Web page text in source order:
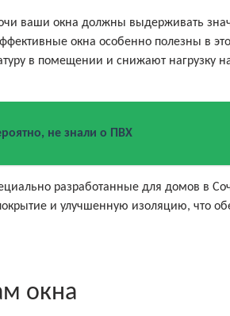
ваши окна должны выдерживать
окна особенно полезны в
в помещении и снижают нагрузку
не знали о ПВХ
разработанные для домов в
и улучшенную изоляцию, что
окна